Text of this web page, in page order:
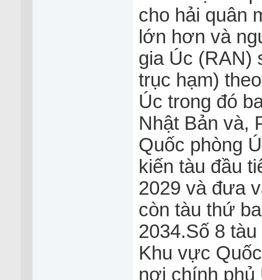
cho hải quân
lớn hơn và
gia Úc (RAN)
trục hạm)
Úc trong đó
Nhật Bản và,
Quốc phòng
kiến tàu đầu
2029 và đưa
còn tàu thứ
2034.Số 8
Khu vực
nơi chính phủ